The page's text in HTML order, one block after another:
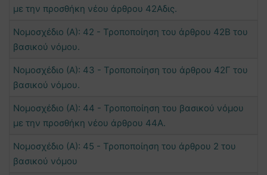
με την προσθήκη νέου άρθρου 42Αδις.
Νομοσχέδιο (Α): 42 - Τροποποίηση του άρθρου 42Β του
βασικού νόμου.
Νομοσχέδιο (Α): 43 - Τροποποίηση του άρθρου 42Γ του
βασικού νόμου.
Νομοσχέδιο (Α): 44 - Τροποποίηση του βασικού νόμου
με την προσθήκη νέου άρθρου 44Α.
Νομοσχέδιο (Α): 45 - Τροποποίηση του άρθρου 2 του
βασικού νόμου